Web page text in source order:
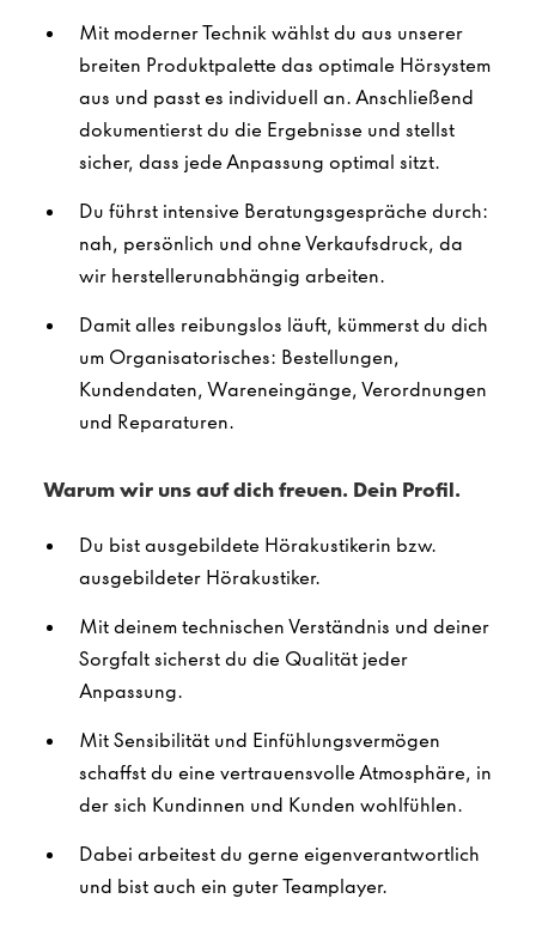
Mit moderner Technik wählst du aus unserer
breiten Produktpalette das optimale Hörsystem
aus und passt es individuell an. Anschließend
dokumentierst du die Ergebnisse und stellst
sicher, dass jede Anpassung optimal sitzt.
Du führst intensive Beratungsgespräche durch:
nah, persönlich und ohne Verkaufsdruck, da
wir herstellerunabhängig arbeiten.
Damit alles reibungslos läuft, kümmerst du dich
um Organisatorisches: Bestellungen,
Kundendaten, Wareneingänge, Verordnungen
und Reparaturen.
Warum wir uns auf dich freuen. Dein Profil.
Du bist ausgebildete Hörakustikerin bzw.
ausgebildeter Hörakustiker.
Mit deinem technischen Verständnis und deiner
Sorgfalt sicherst du die Qualität jeder
Anpassung.
Mit Sensibilität und Einfühlungsvermögen
schaffst du eine vertrauensvolle Atmosphäre, in
der sich Kundinnen und Kunden wohlfühlen.
Dabei arbeitest du gerne eigenverantwortlich
und bist auch ein guter Teamplayer.